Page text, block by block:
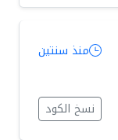
منذ سنتين
نسخ الكود